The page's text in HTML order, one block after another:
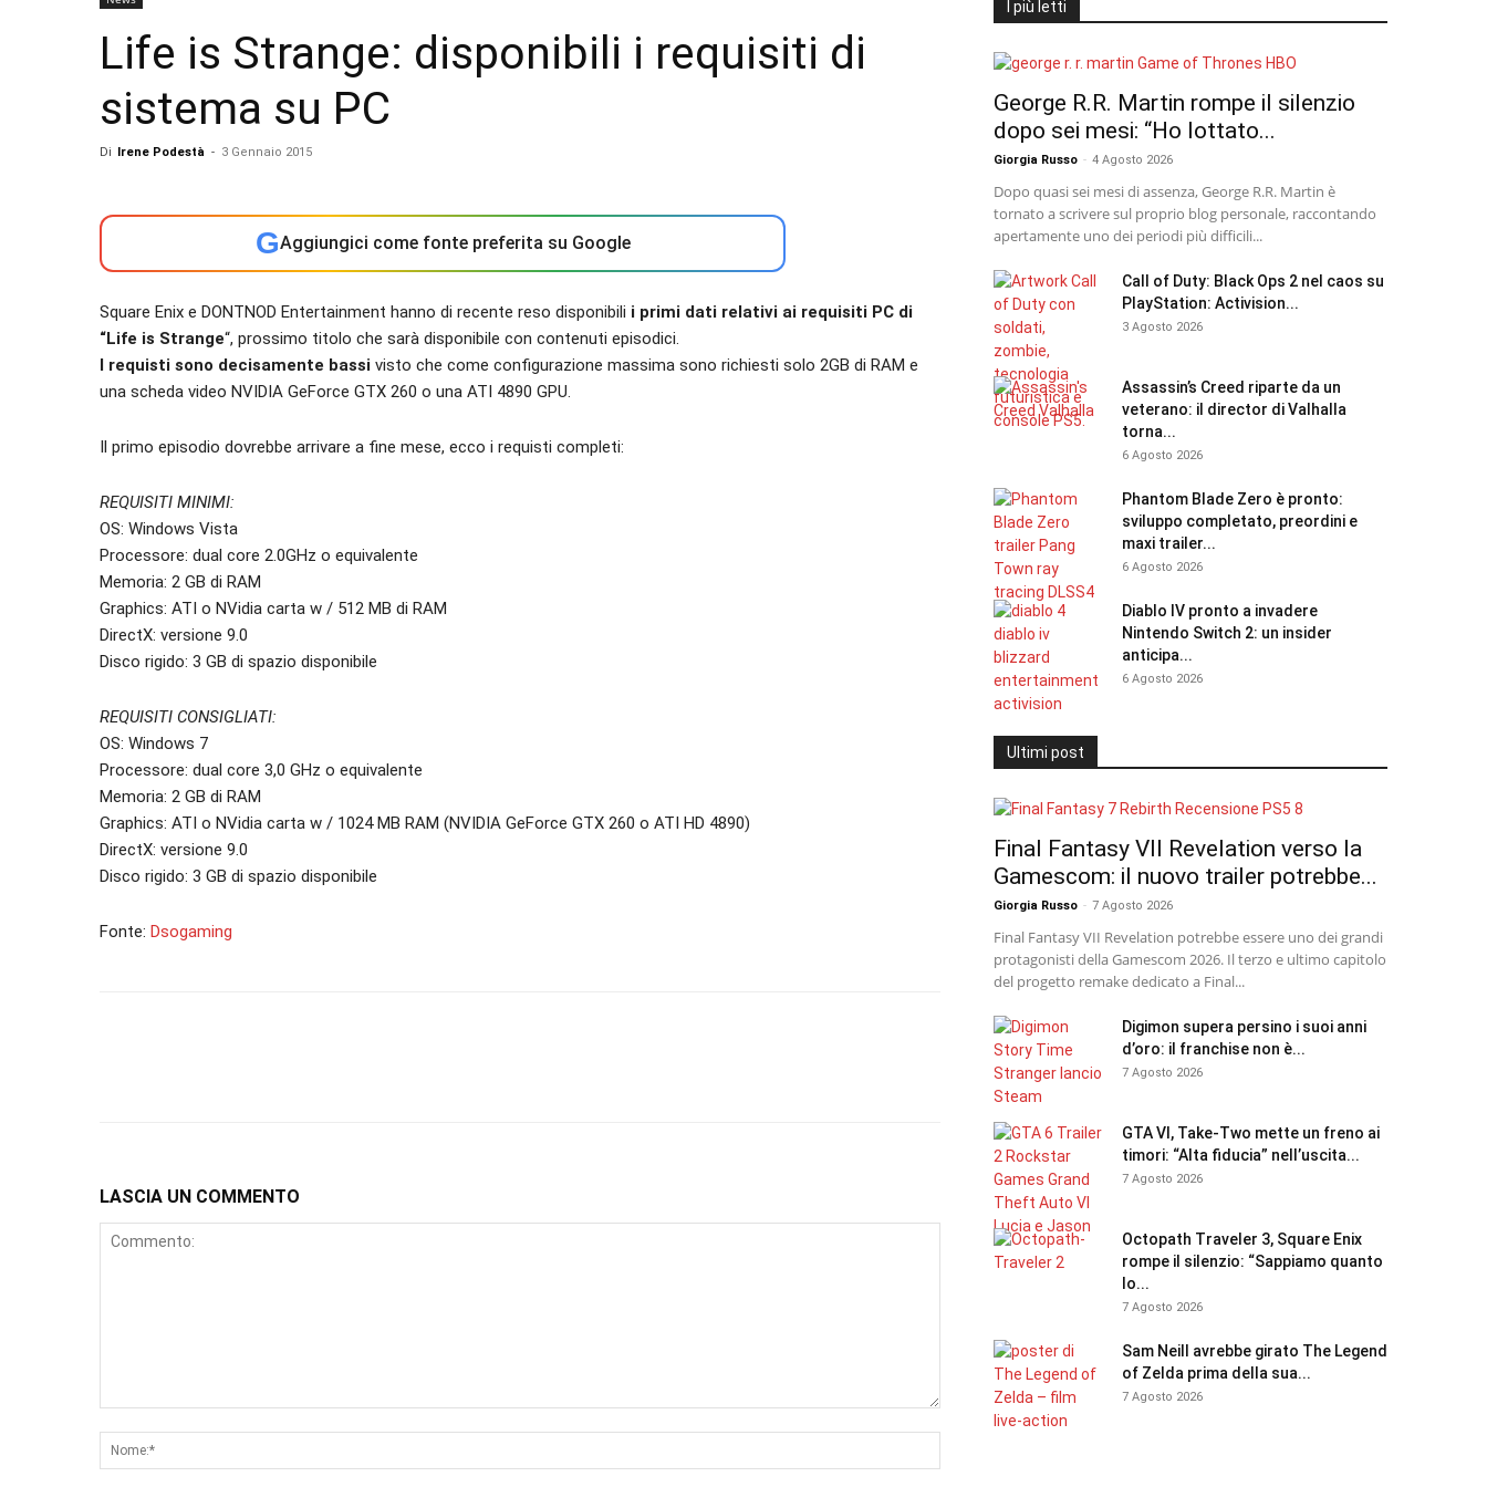
Life is Strange: disponibili i requisiti di
sistema su PC
Di Irene Podestà - 3 Gennaio 2015
GAggiungici come fonte preferita su Google
Square Enix e DONTNOD Entertainment hanno di recente reso disponibili i primi dati relativi ai requisiti PC di
“Life is Strange“, prossimo titolo che sarà disponibile con contenuti episodici.
I requisti sono decisamente bassi visto che come configurazione massima sono richiesti solo 2GB di RAM e
una scheda video NVIDIA GeForce GTX 260 o una ATI 4890 GPU.
Il primo episodio dovrebbe arrivare a fine mese, ecco i requisti completi:
REQUISITI MINIMI:
OS: Windows Vista
Processore: dual core 2.0GHz o equivalente
Memoria: 2 GB di RAM
Graphics: ATI o NVidia carta w / 512 MB di RAM
DirectX: versione 9.0
Disco rigido: 3 GB di spazio disponibile
REQUISITI CONSIGLIATI:
OS: Windows 7
Processore: dual core 3,0 GHz o equivalente
Memoria: 2 GB di RAM
Graphics: ATI o NVidia carta w / 1024 MB RAM (NVIDIA GeForce GTX 260 o ATI HD 4890)
DirectX: versione 9.0
Disco rigido: 3 GB di spazio disponibile
Fonte: Dsogaming
LASCIA UN COMMENTO
I più letti
George R.R. Martin rompe il silenzio
dopo sei mesi: “Ho lottato...
Giorgia Russo - 4 Agosto 2026
Dopo quasi sei mesi di assenza, George R.R. Martin è
tornato a scrivere sul proprio blog personale, raccontando
apertamente uno dei periodi più difficili...
Call of Duty: Black Ops 2 nel caos su
PlayStation: Activision...
3 Agosto 2026
Assassin’s Creed riparte da un
veterano: il director di Valhalla
torna...
6 Agosto 2026
Phantom Blade Zero è pronto:
sviluppo completato, preordini e
maxi trailer...
6 Agosto 2026
Diablo IV pronto a invadere
Nintendo Switch 2: un insider
anticipa...
6 Agosto 2026
Ultimi post
Final Fantasy VII Revelation verso la
Gamescom: il nuovo trailer potrebbe...
Giorgia Russo - 7 Agosto 2026
Final Fantasy VII Revelation potrebbe essere uno dei grandi
protagonisti della Gamescom 2026. Il terzo e ultimo capitolo
del progetto remake dedicato a Final...
Digimon supera persino i suoi anni
d’oro: il franchise non è...
7 Agosto 2026
GTA VI, Take-Two mette un freno ai
timori: “Alta fiducia” nell’uscita...
7 Agosto 2026
Octopath Traveler 3, Square Enix
rompe il silenzio: “Sappiamo quanto
lo...
7 Agosto 2026
Sam Neill avrebbe girato The Legend
of Zelda prima della sua...
7 Agosto 2026